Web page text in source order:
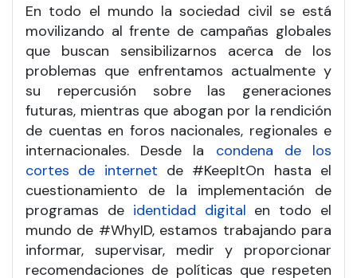
En todo el mundo la sociedad civil se está
movilizando al frente de campañas globales
que buscan sensibilizarnos acerca de los
problemas que enfrentamos actualmente y
su repercusión sobre las generaciones
futuras, mientras que abogan por la rendición
de cuentas en foros nacionales, regionales e
internacionales. Desde la condena de los
cortes de internet de #KeepItOn hasta el
cuestionamiento de la implementación de
programas de identidad digital en todo el
mundo de #WhyID, estamos trabajando para
informar, supervisar, medir y proporcionar
recomendaciones de políticas que respeten